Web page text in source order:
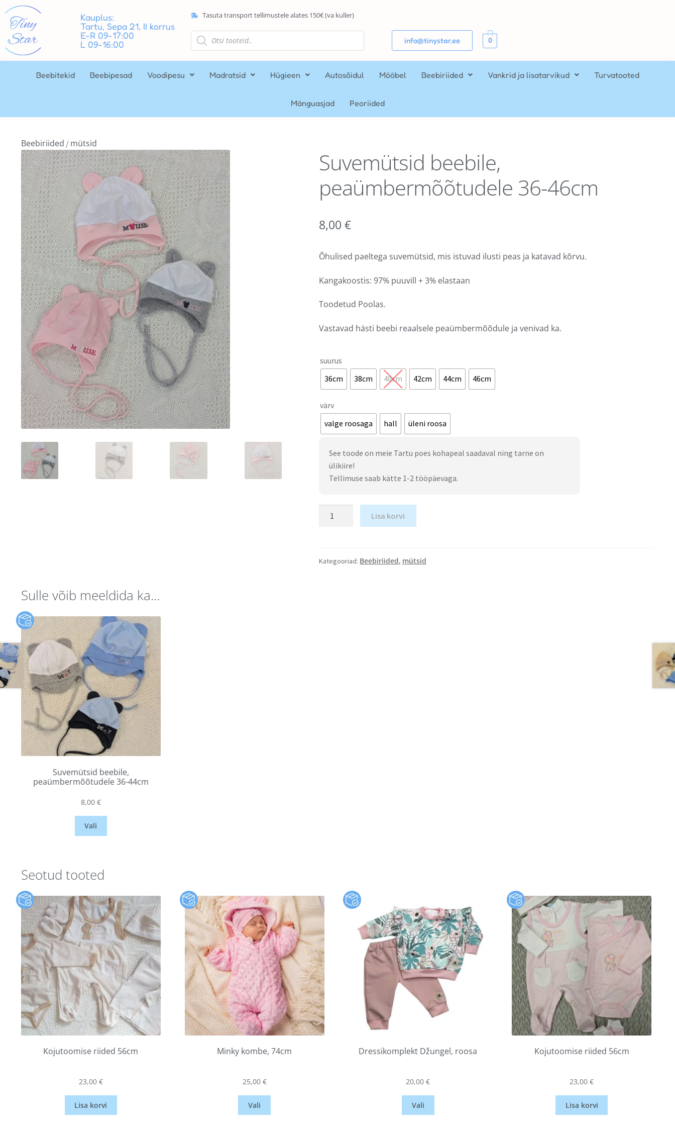
Kauplus:
Tartu, Sepa 21, II korrus
E-R 09-17:00
L 09-16:00
Tasuta transport tellimustele alates 150€ (va kuller)
info@tinystar.ee 0
Beebitekid Beebipesad Voodipesu Madratsid Hügieen Autosõidul Mööbel Beebiriided Vankrid ja lisatarvikud Turvatooted
Mänguasjad Peoriided
Beebiriided / mütsid
Suvemütsid beebile,
peaümbermõõtudele 36-46cm
8,00 €
Õhulised paeltega suvemütsid, mis istuvad ilusti peas ja katavad kõrvu.
Kangakoostis: 97% puuvill + 3% elastaan
Toodetud Poolas.
Vastavad hästi beebi reaalsele peaümbermõõdule ja venivad ka.
suurus
36cm
38cm 40cm 42cm 44cm 46cm
värv
valge roosaga
hall üleni roosa
See toode on meie Tartu poes kohapeal saadaval ning tarne on
ülikiire!
Tellimuse saab kätte 1-2 tööpäevaga.
Lisa korvi
Kategooriad: Beebiriided, mütsid
Sulle võib meeldida ka…
Suvemütsid beebile,
peaümbermõõtudele 36-44cm
8,00 €
Vali
Seotud tooted
Kojutoomise riided 56cm
23,00 €
Lisa korvi
Minky kombe, 74cm
25,00 €
Vali
Dressikomplekt Džungel, roosa
20,00€
Vali
Kojutoomise riided 56cm
23,00€
Lisa korvi